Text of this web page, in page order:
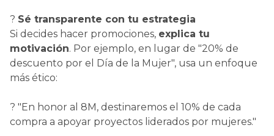
? Sé transparente con tu estrategia
Si decides hacer promociones, explica tu
motivación. Por ejemplo, en lugar de "20% de
descuento por el Día de la Mujer", usa un enfoque
más ético:
? "En honor al 8M, destinaremos el 10% de cada
compra a apoyar proyectos liderados por mujeres."